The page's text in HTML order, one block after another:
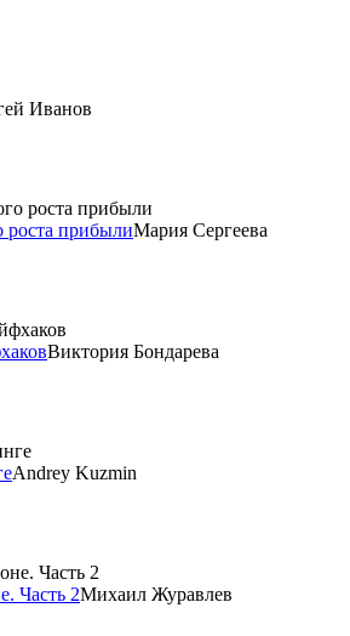
Иванов
роста прибылиМария Сергеева
Виктория Бондарева
Andrey Kuzmin
Часть 2Михаил Журавлев